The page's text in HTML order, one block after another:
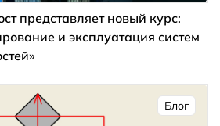
представляет новый курс:
и эксплуатация систем
Блог